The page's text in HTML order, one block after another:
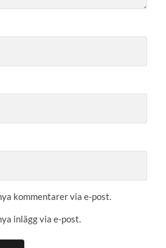
kommentarer via e-post.
inlägg via e-post.